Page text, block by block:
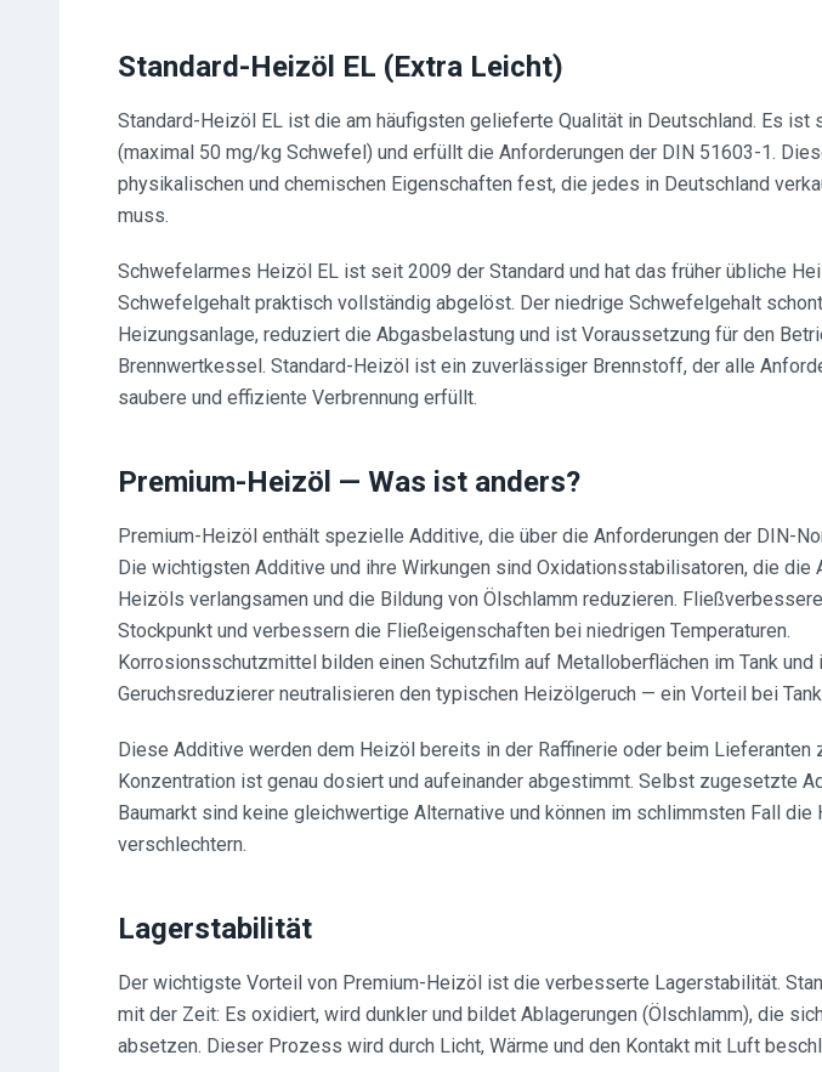
Standard-Heizöl EL (Extra Leicht)
Standard-Heizöl EL ist die am häufigsten gelieferte Qualität in Deutschland. Es ist
(maximal 50 mg/kg Schwefel) und erfüllt die Anforderungen der DIN 51603-1.
physikalischen und chemischen Eigenschaften fest, die jedes in Deutschland
muss.
Schwefelarmes Heizöl EL ist seit 2009 der Standard und hat das früher übliche
Schwefelgehalt praktisch vollständig abgelöst. Der niedrige Schwefelgehalt
Heizungsanlage, reduziert die Abgasbelastung und ist Voraussetzung für den
Brennwertkessel. Standard-Heizöl ist ein zuverlässiger Brennstoff, der alle
saubere und effiziente Verbrennung erfüllt.
Premium-Heizöl — Was ist anders?
Premium-Heizöl enthält spezielle Additive, die über die Anforderungen der DIN-
Die wichtigsten Additive und ihre Wirkungen sind Oxidationsstabilisatoren, die die
Heizöls verlangsamen und die Bildung von Ölschlamm reduzieren.
Stockpunkt und verbessern die Fließeigenschaften bei niedrigen Temperaturen.
Korrosionsschutzmittel bilden einen Schutzfilm auf Metalloberflächen im Tank und
Geruchsreduzierer neutralisieren den typischen Heizölgeruch — ein Vorteil bei
Diese Additive werden dem Heizöl bereits in der Raffinerie oder beim Lieferanten
Konzentration ist genau dosiert und aufeinander abgestimmt. Selbst zugesetzte
Baumarkt sind keine gleichwertige Alternative und können im schlimmsten Fall die
verschlechtern.
Lagerstabilität
Der wichtigste Vorteil von Premium-Heizöl ist die verbesserte Lagerstabilität.
mit der Zeit: Es oxidiert, wird dunkler und bildet Ablagerungen (Ölschlamm), die
absetzen. Dieser Prozess wird durch Licht, Wärme und den Kontakt mit Luft